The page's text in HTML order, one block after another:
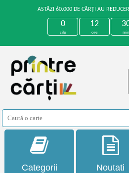
ASTĂZI 60.000 DE CĂRȚI AU
0
zile
12
ore min
Categorii Noutati